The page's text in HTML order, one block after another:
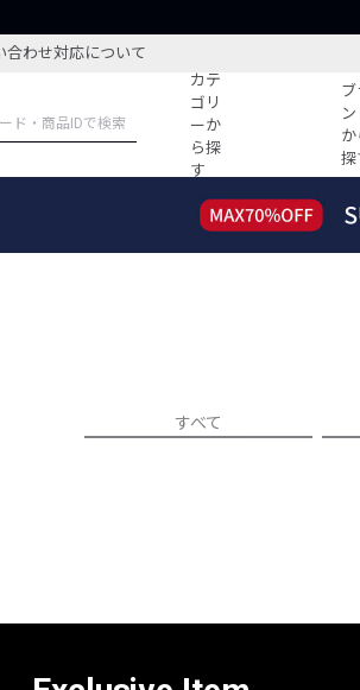
わせ対応について
カテ
ゴリ
ーか
ら探
す
ブ
ン
か
探
すべて
人気
フォ
すべて